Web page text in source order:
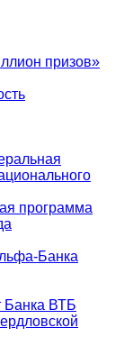
призов»
программа
Банка
Банка ВТБ